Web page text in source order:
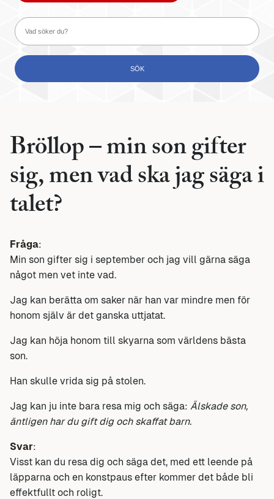
Bröllop – min son gifter
sig, men vad ska jag säga i
talet?
Fråga:
Min son gifter sig i september och jag vill gärna säga
något men vet inte vad.
Jag kan berätta om saker när han var mindre men för
honom själv är det ganska uttjatat.
Jag kan höja honom till skyarna som världens bästa
son.
Han skulle vrida sig på stolen.
Jag kan ju inte bara resa mig och säga: Älskade son,
äntligen har du gift dig och skaffat barn.
Svar:
Visst kan du resa dig och säga det, med ett leende på
läpparna och en konstpaus efter kommer det både bli
effektfullt och roligt.